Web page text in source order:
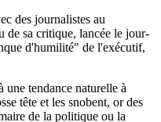
des journalistes au
de sa critique, lancée le jour-
d'humilité" de l'exécutif,
tendance naturelle à
tête et les snobent, or des
de la politique ou la